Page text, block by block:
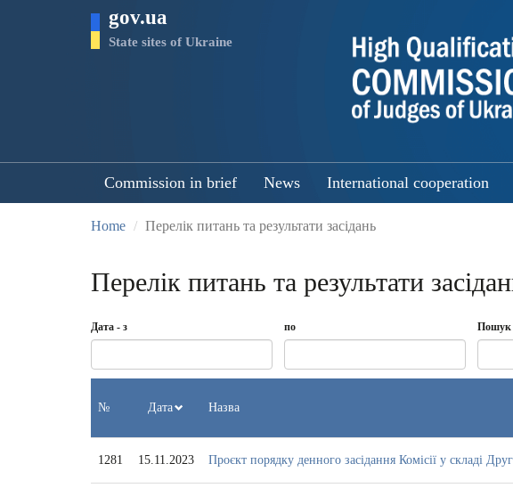
gov.ua
State sites of Ukraine
Commission in brief News International cooperation
Home Перелік питань та результати засідань
Перелік питань та результати
Дата - з
Date
Дата
по
Date
по
Пошук
№ Дата Назва
1281 15.11.2023 Проєкт порядку денного засідання Комісії у складі